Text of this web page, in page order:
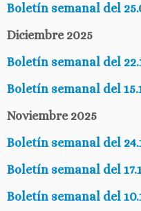
Boletín semanal del
Diciembre 2025
Boletín semanal del
Boletín semanal del
Noviembre 2025
Boletín semanal del
Boletín semanal del
Boletín semanal del